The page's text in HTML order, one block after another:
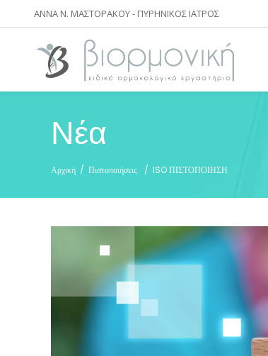
ΑΝΝΑ Ν. ΜΑΣΤΟΡΑΚΟΥ - ΠΥΡΗΝΙΚΟΣ ΙΑΤΡΟΣ
Νέα
Αρχική / Πιστοποιήσεις / ISO ΠΙΣΤΟΠΟΙΗΣΗ